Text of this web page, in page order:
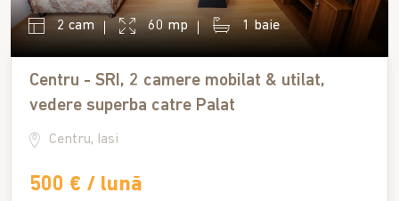
2 cam 60 mp 1 baie
Centru - SRI, 2 camere mobilat & utilat,
vedere superba catre Palat
Centru, Iasi
500 € / lună